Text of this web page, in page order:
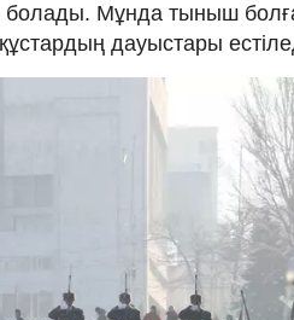
болады. Мұнда тыныш
дауыстары